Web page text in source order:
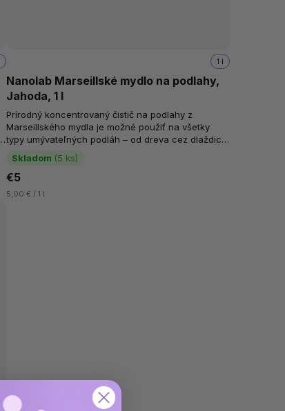
Nanolab Marseillské mydlo na podlahy,
Jahoda, 1 l
Skladom (5 ks)
1 l
€5
5,00 € / 1 l
Prírodný koncentrovaný čistič na podlahy z
Marseillského mydla je možné použiť na všetky
typy umývateľných podláh – od dreva cez dlaždice
a linoleum až po koberce. Stačí...